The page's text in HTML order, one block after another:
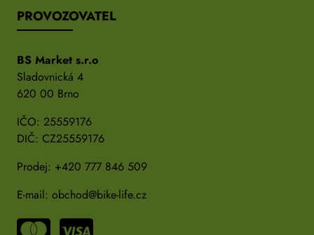
PROVOZOVATEL
BS Market s.r.o
Sladovnická 4
620 00 Brno
IČO: 25559176
DIČ: CZ25559176
Prodej: +420 777 846 509
E-mail: obchod@bike-life.cz